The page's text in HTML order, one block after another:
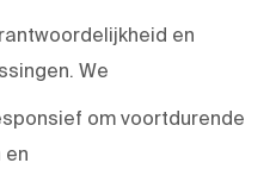
en
We
om voortdurende
en